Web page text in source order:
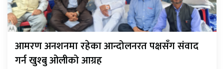
आमरण अनशनमा रहेका आन्दोलनरत पक्षसँग संवाद
गर्न खुश्बु ओलीको आग्रह